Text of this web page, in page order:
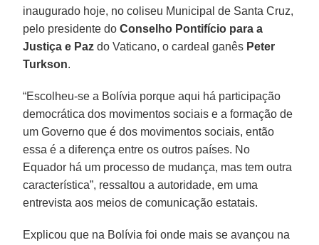
inaugurado hoje, no coliseu Municipal de Santa Cruz,
pelo presidente doConselho Pontifício para a
Justiça e Paz do Vaticano, o cardeal ganês Peter
Turkson.
“Escolheu-se a Bolívia porque aqui há participação
democrática dos movimentos sociais e a formação de
um Governo que é dos movimentos sociais, então
essa é a diferença entre os outros países. No
Equador há um processo de mudança, mas tem outra
característica”, ressaltou a autoridade, em uma
entrevista aos meios de comunicação estatais.
Explicou que na Bolívia foi onde mais se avançou na